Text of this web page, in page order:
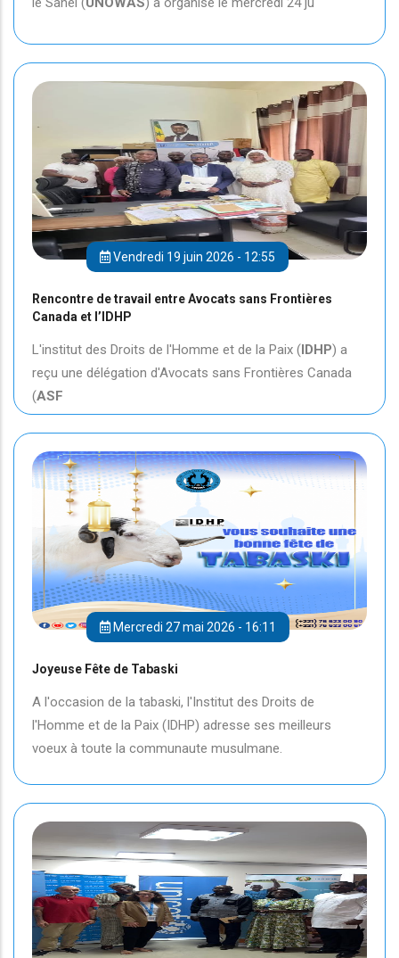
Vendredi 19 juin 2026 - 12:55
Rencontre de travail entre Avocats sans Frontières
Canada et l’IDHP
L'institut des Droits de l'Homme et de la Paix (IDHP) a
reçu une délégation d'Avocats sans Frontières Canada
(ASF
Mercredi 27 mai 2026 - 16:11
Joyeuse Fête de Tabaski
A l'occasion de la tabaski, l'Institut des Droits de
l'Homme et de la Paix (IDHP) adresse ses meilleurs
voeux à toute la communaute musulmane.